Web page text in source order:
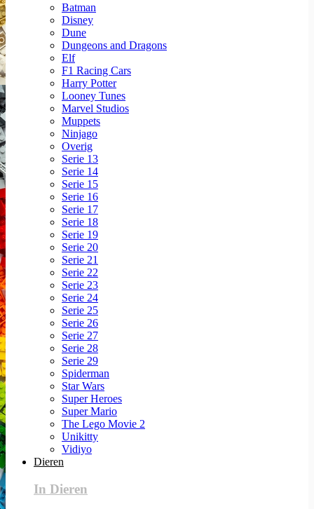
Batman
Disney
Dune
Dungeons and Dragons
Elf
F1 Racing Cars
Harry Potter
Looney Tunes
Marvel Studios
Muppets
Ninjago
Overig
Serie 13
Serie 14
Serie 15
Serie 16
Serie 17
Serie 18
Serie 19
Serie 20
Serie 21
Serie 22
Serie 23
Serie 24
Serie 25
Serie 26
Serie 27
Serie 28
Serie 29
Spiderman
Star Wars
Super Heroes
Super Mario
The Lego Movie 2
Unikitty
Vidiyo
Dieren
In Dieren